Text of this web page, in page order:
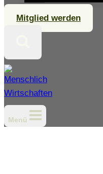
Mitglied werden
Menü